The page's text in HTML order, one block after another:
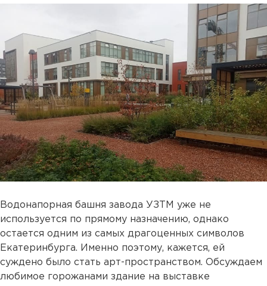
Водонапорная башня завода УЗТМ уже не
используется по прямому назначению, однако
остается одним из самых драгоценных символов
Екатеринбурга. Именно поэтому, кажется, ей
суждено было стать арт-пространством. Обсуждаем
любимое горожанами здание на выставке